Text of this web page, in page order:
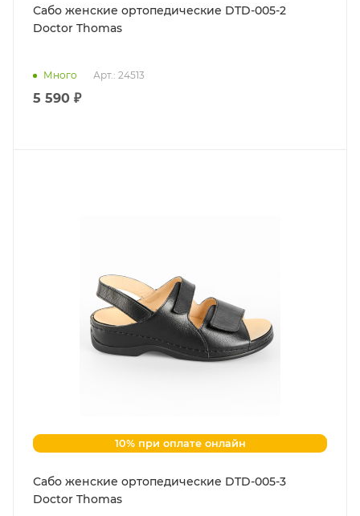
Сабо женские ортопедические DTD-005-2
Doctor Thomas
Много Арт.: 24513
5 590 ₽
10% при оплате онлайн
Сабо женские ортопедические DTD-005-3
Doctor Thomas